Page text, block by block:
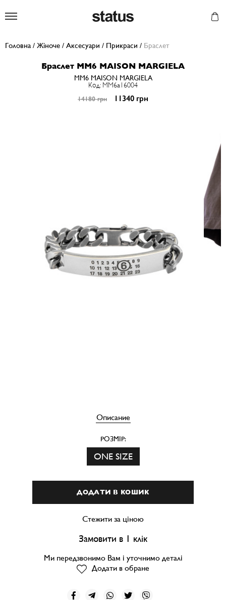
Головна / Жіноче / Аксесуари / Прикраси / Браслет
Браслет MM6 MAISON MARGIELA
MM6 MAISON MARGIELA
Код: MM6a16004
14180 грн 11340 грн
Описание
РОЗМІР:
ONE SIZE
ДОДАТИ В КОШИК
Стежити за ціною
Замовити в 1 клік
Ми передзвонимо Вам і уточнимо деталі
Додати в обране